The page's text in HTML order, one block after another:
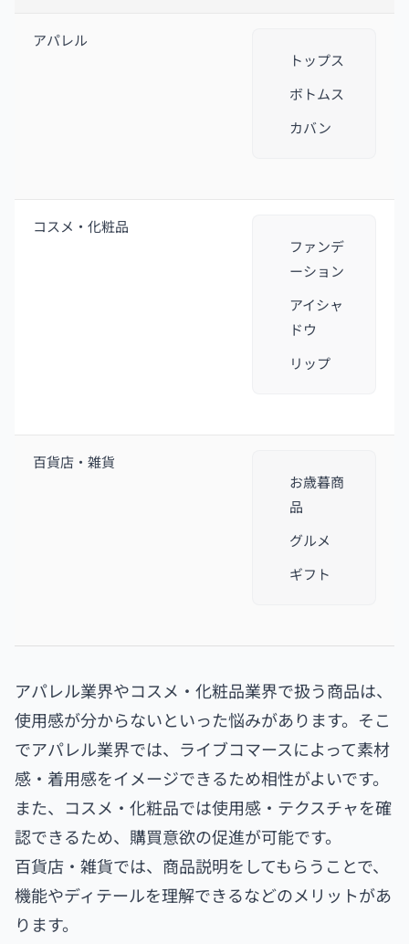
アパレル
トップス
ボトムス
カバン
コスメ・化粧品
ファンデ
ーション
アイシャ
ドウ
リップ
百貨店・雑貨
お歳暮商
品
グルメ
ギフト
アパレル業界やコスメ・化粧品業界で扱う商品は、
使用感が分からないといった悩みがあります。そこ
でアパレル業界では、ライブコマースによって素材
感・着用感をイメージできるため相性がよいです。
また、コスメ・化粧品では使用感・テクスチャを確
認できるため、購買意欲の促進が可能です。
百貨店・雑貨では、商品説明をしてもらうことで、
機能やディテールを理解できるなどのメリットがあ
ります。